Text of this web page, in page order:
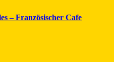
– Französischer Cafe